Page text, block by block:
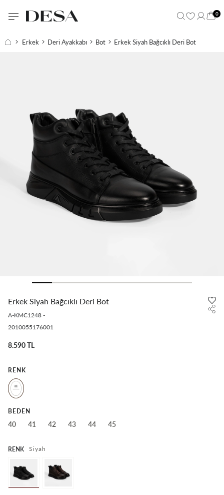
0
Erkek Deri Ayakkabı Bot Erkek Siyah Bağcıklı Deri Bot
Erkek Siyah Bağcıklı Deri Bot
A-KMC1248 -
2010055176001
8.590 TL
RENK
BEDEN
40 41 42 43 44 45
RENK Siyah